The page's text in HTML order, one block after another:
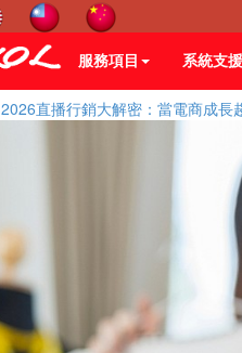
服務項目 系統支援
2026直播行銷大解密：當電商成長